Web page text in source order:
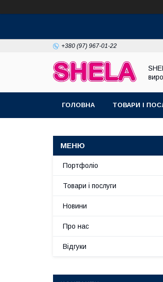
+380 (97) 967-01-22
ГОЛОВНА ТОВАРИ І
Портфоліо
Товари і послуги
Новини
Про нас
Відгуки